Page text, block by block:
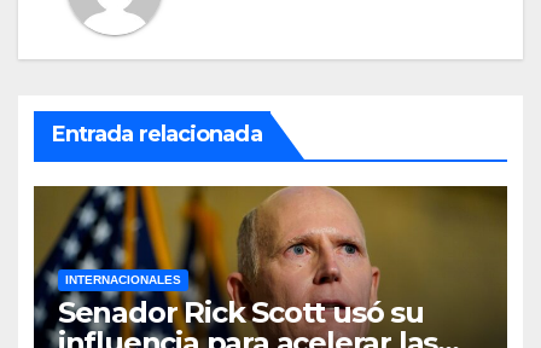
Entrada relacionada
INTERNACIONALES
Senador Rick Scott usó su